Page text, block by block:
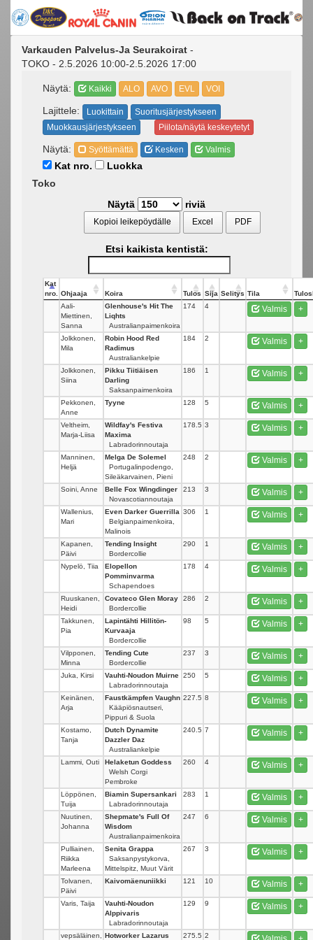
Varkauden Palvelus-Ja Seurakoirat -
TOKO - 2.5.2026 10:00-2.5.2026 17:00
Näytä: Kaikki ALO AVO EVL VOI
Lajittele: Luokittain
Suoritusjärjestykseen
Muokkausjärjestykseen
Piilota/näytä keskeytetyt
Näytä: Syöttämättä Kesken Valmis
Kat nro.
Luokka
Toko
Näytä
riviä
Kopioi leikepöydälle Excel PDF
Etsi kaikista kentistä:
Kat
nro.
Ohjaaja Koira Tulos Sija Selitys Tila
Aali-
Miettinen,
Sanna
Glenhouse's Hit The
Liqhts
Australianpaimenkoira
174 4 Valmis +
Jolkkonen,
Mila
Robin Hood Red
Radimus
Australiankelpie
184 2 Valmis +
Jolkkonen,
Siina
Pikku Tiitiäisen
Darling
Saksanpaimenkoira
186 1 Valmis +
Pekkonen,
Anne
Tyyne 128 5 Valmis +
Veltheim,
Marja-Liisa
Wildfay's Festiva
Maxima
Labradorinnoutaja
178.5 3 Valmis +
Manninen,
Heljä
Melga De Solemel
Portugalinpodengo,
Sileäkarvainen, Pieni
248 2 Valmis +
Soini, Anne
Belle Fox Wingdinger
Novascotiannoutaja
213 3 Valmis +
Wallenius,
Mari
Even Darker Guerrilla
Belgianpaimenkoira,
Malinois
306 1 Valmis +
Kapanen,
Päivi
Tending Insight
Bordercollie
290 1 Valmis +
Nypelö, Tiia
Elopellon
Pomminvarma
Schapendoes
178 4 Valmis +
Ruuskanen,
Heidi
Covateco Glen Moray
Bordercollie
286 2 Valmis +
Takkunen,
Pia
Lapintähti Hillitön-
Kurvaaja
Bordercollie
98 5 Valmis +
Vilpponen,
Minna
Tending Cute
Bordercollie
237 3 Valmis +
Juka, Kirsi
Vauhti-Noudon Muirne
Labradorinnoutaja
250 5 Valmis +
Keinänen,
Arja
Faustkämpfen Vaughn
Kääpiösnautseri,
Pippuri & Suola
227.5 8 Valmis +
Kostamo,
Tanja
Dutch Dynamite
Dazzler Daz
Australiankelpie
240.5 7 Valmis +
Lammi, Outi
Helaketun Goddess
Welsh Corgi
Pembroke
260 4 Valmis +
Löppönen,
Tuija
Biamin Supersankari
Labradorinnoutaja
283 1 Valmis +
Nuutinen,
Johanna
Shepmate's Full Of
Wisdom
Australianpaimenkoira
247 6 Valmis +
Pulliainen,
Riikka
Marleena
Senita Grappa
Saksanpystykorva,
Mittelspitz, Muut Värit
267 3 Valmis +
Tolvanen,
Päivi
Kaivomäenuniikki 121 10 Valmis +
Varis, Taija
Vauhti-Noudon
Alppivaris
Labradorinnoutaja
129 9 Valmis +
vepsäläinen, Hotworker Lazarus 275.5 2